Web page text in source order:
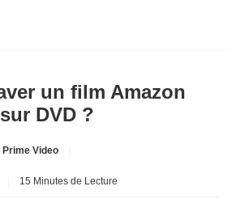
un film Amazon
DVD ?
Prime Video
15 Minutes de Lecture